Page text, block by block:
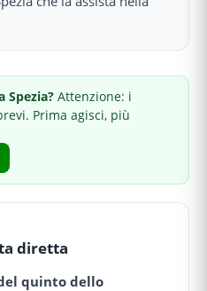
Spezia? Attenzione: i
Prima agisci, più
diretta
quinto dello